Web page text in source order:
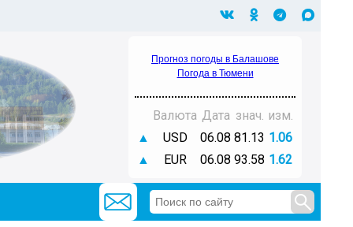
Прогноз погоды в Балашове
Погода в Тюмени
Валюта Дата знач. изм.
▲
USD 06.08 81.13 1.06
▲
EUR 06.08 93.58 1.62